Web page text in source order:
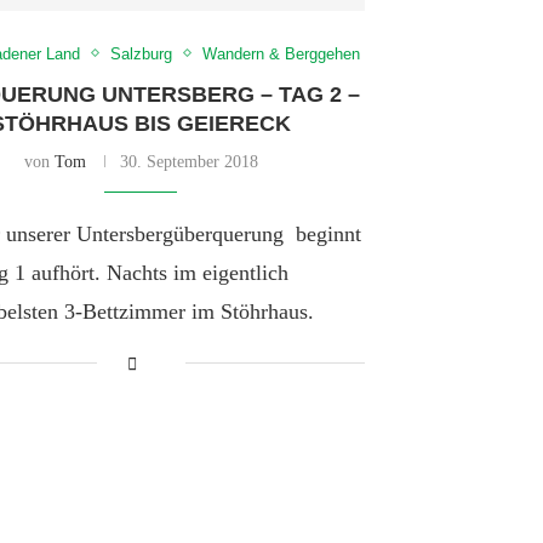
Land Salzburg Wandern & Berggehen
UNTERSBERG – TAG 2 –
BIS GEIERECK
von Tom 30. September 2018
unserer Untersbergüberquerung beginnt
1 aufhört. Nachts im eigentlich
3-Bettzimmer im Stöhrhaus.